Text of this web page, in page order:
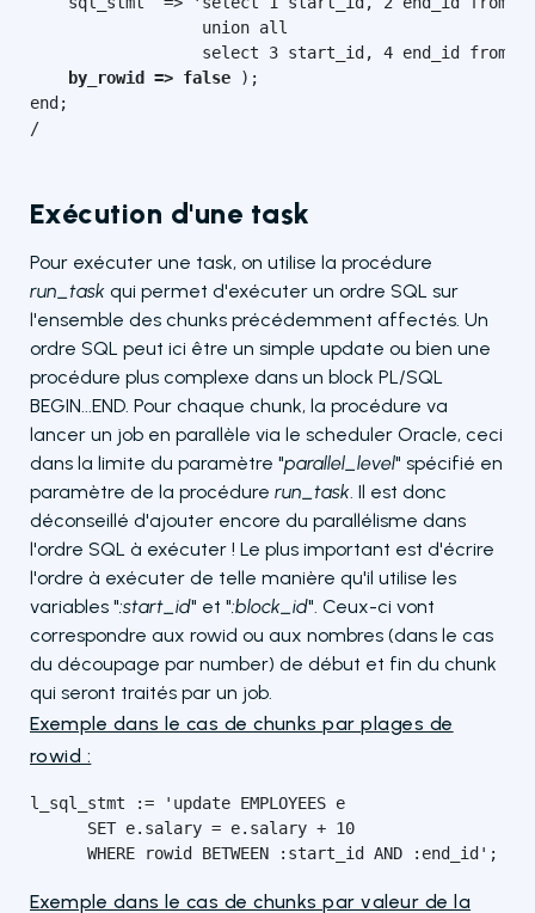
union all
select 3 start_id, 4 end_id from
by_rowid => false );
end;
/
Exécution d'une task
Pour exécuter une task, on utilise la procédure
run_task qui permet d'exécuter un ordre SQL sur
l'ensemble des chunks précédemment affectés. Un
ordre SQL peut ici être un simple update ou bien une
procédure plus complexe dans un block PL/SQL
BEGIN...END. Pour chaque chunk, la procédure va
lancer un job en parallèle via le scheduler Oracle, ceci
dans la limite du paramètre "parallel_level" spécifié en
paramètre de la procédure run_task. Il est donc
déconseillé d'ajouter encore du parallélisme dans
l'ordre SQL à exécuter ! Le plus important est d'écrire
l'ordre à exécuter de telle manière qu'il utilise les
variables ":start_id" et ":block_id". Ceux-ci vont
correspondre aux rowid ou aux nombres (dans le cas
du découpage par number) de début et fin du chunk
qui seront traités par un job.
Exemple dans le cas de chunks par plages de
rowid :
l_sql_stmt := 'update EMPLOYEES e
      SET e.salary = e.salary + 10
      WHERE rowid BETWEEN :start_id AND :end_id';
Exemple dans le cas de chunks par valeur de la